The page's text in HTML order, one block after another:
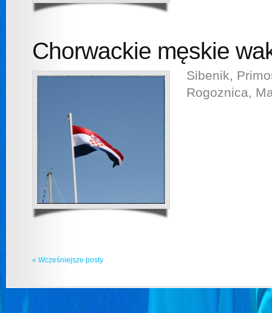
Chorwackie męskie
Sibenik,
Rogoznica,
« Wcześniejsze posty